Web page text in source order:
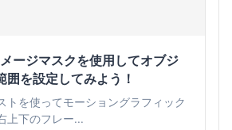
ージマスクを使用してオブジ
囲を設定してみよう！
トを使ってモーショングラフィック
上下のフレー...